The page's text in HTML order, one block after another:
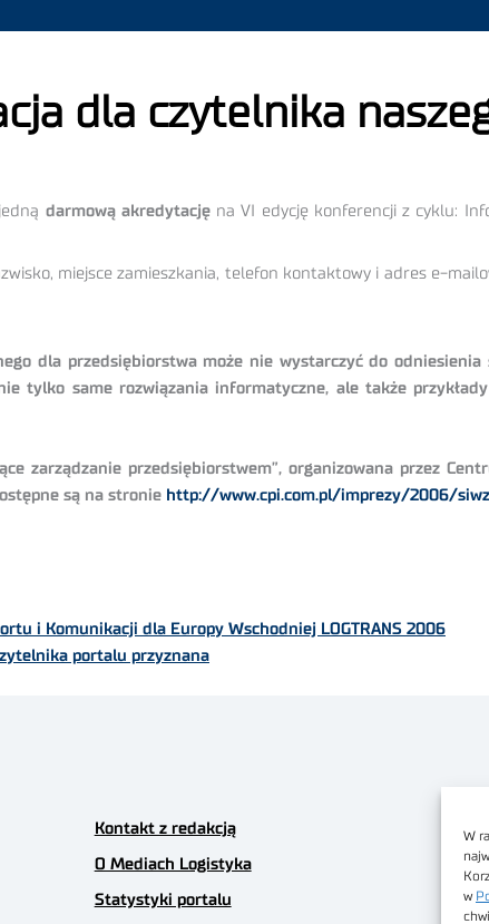
W
w
dla czytelnika
darmową akredytacjęna VI edycję konferencji z cyklu:
miejsce zamieszkania, telefon kontaktowy i adres e-
dla przedsiębiorstwa może nie wystarczyć do
tylko same rozwiązania informatyczne, ale także
zarządzanie przedsiębiorstwem”, organizowana przez
są na stronie http://www.cpi.com.pl/imprezy/2006/
i Komunikacji dla Europy Wschodniej LOGTRANS 2006
portalu przyznana
Kontakt z redakcją
O Mediach Logistyka
Statystyki portalu